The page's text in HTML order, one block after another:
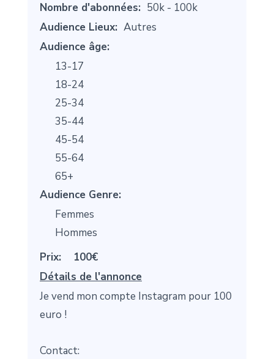
Nombre d'abonnées: 50k - 100k
Audience Lieux: Autres
Audience âge:
13-17
18-24
25-34
35-44
45-54
55-64
65+
Audience Genre:
Femmes
Hommes
Prix:
100€
Détails de l'annonce
Je vend mon compte Instagram pour 100
euro !
Contact: